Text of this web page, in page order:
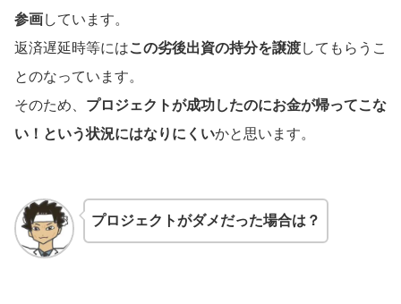
参画しています。
返済遅延時等にはこの劣後出資の持分を譲渡してもらうこ
とのなっています。
そのため、 プロジェクトが成功したのにお金が帰ってこな
い！という状況にはなりにくいかと思います。
プロジェクトがダメだった場合は？